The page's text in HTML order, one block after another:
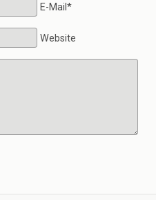
E-Mail*
Website